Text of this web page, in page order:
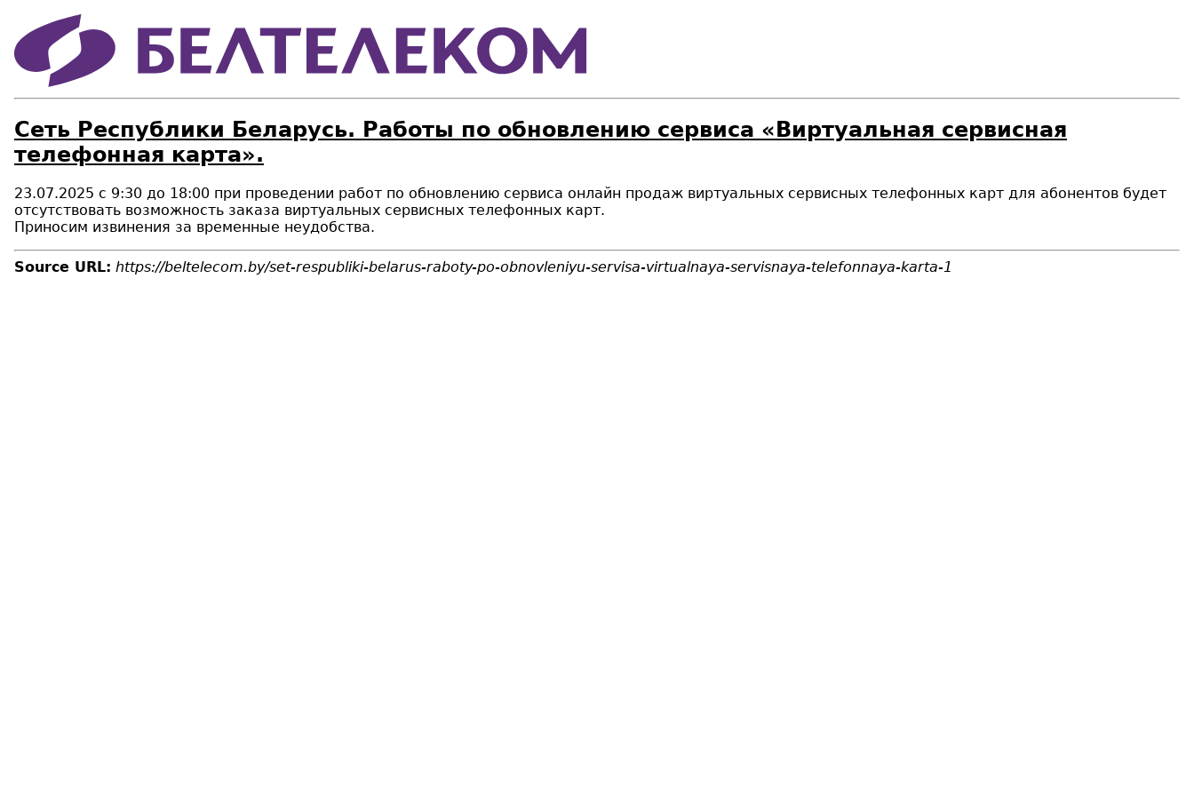
Сеть Республики Беларусь. Работы по обновлению сервиса «Виртуальная сервисная
телефонная карта».
23.07.2025 c 9:30 до 18:00 при проведении работ по обновлению сервиса онлайн продаж виртуальных сервисных телефонных карт для абонентов будет
отсутствовать возможность заказа виртуальных сервисных телефонных карт.
Приносим извинения за временные неудобства.
Source URL: https://beltelecom.by/set-respubliki-belarus-raboty-po-obnovleniyu-servisa-virtualnaya-servisnaya-telefonnaya-karta-1